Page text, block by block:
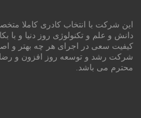
این شرکت با انتخاب کادری کاملا
دانش و علم و تکنولوژی روز دنیا و با
کیفیت سعی در اجرای هر چه بهتر و
شرکت رشد و توسعه روز افزون و
محترم می باشد.